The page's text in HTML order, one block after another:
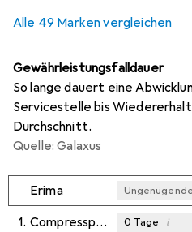
Alle 49 Marken vergleichen
Gewährleistungsfalldauer
So lange dauert eine
Servicestelle bis
Durchschnitt.
Quelle: Galaxus
Erima
1. Compressport 0 Tage i